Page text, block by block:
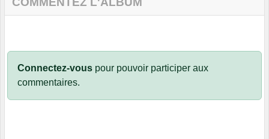
Connectez-vous pour pouvoir participer aux
commentaires.